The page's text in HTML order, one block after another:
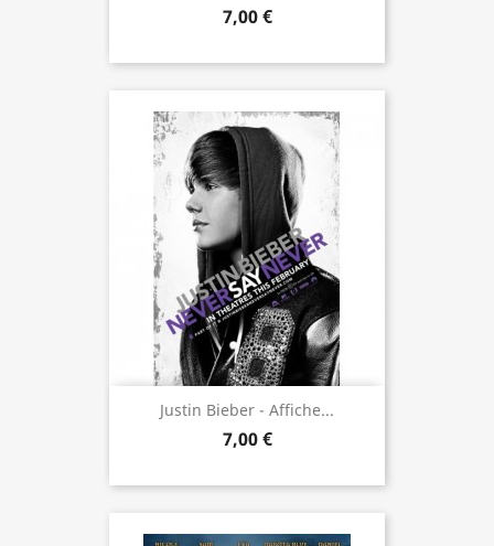
7,00 €
Justin Bieber - Affiche...
7,00 €